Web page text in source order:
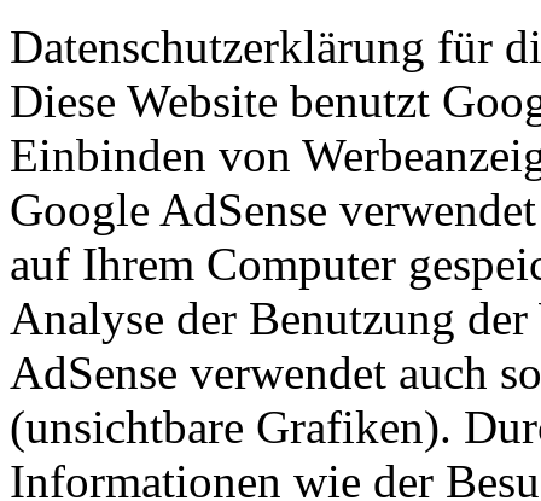
Datenschutzerklärung für
Diese Website benutzt
Einbinden von
Google AdSense
auf Ihrem Computer
Analyse der Benutzung
AdSense verwendet auch
(unsichtbare Grafiken).
Informationen wie der